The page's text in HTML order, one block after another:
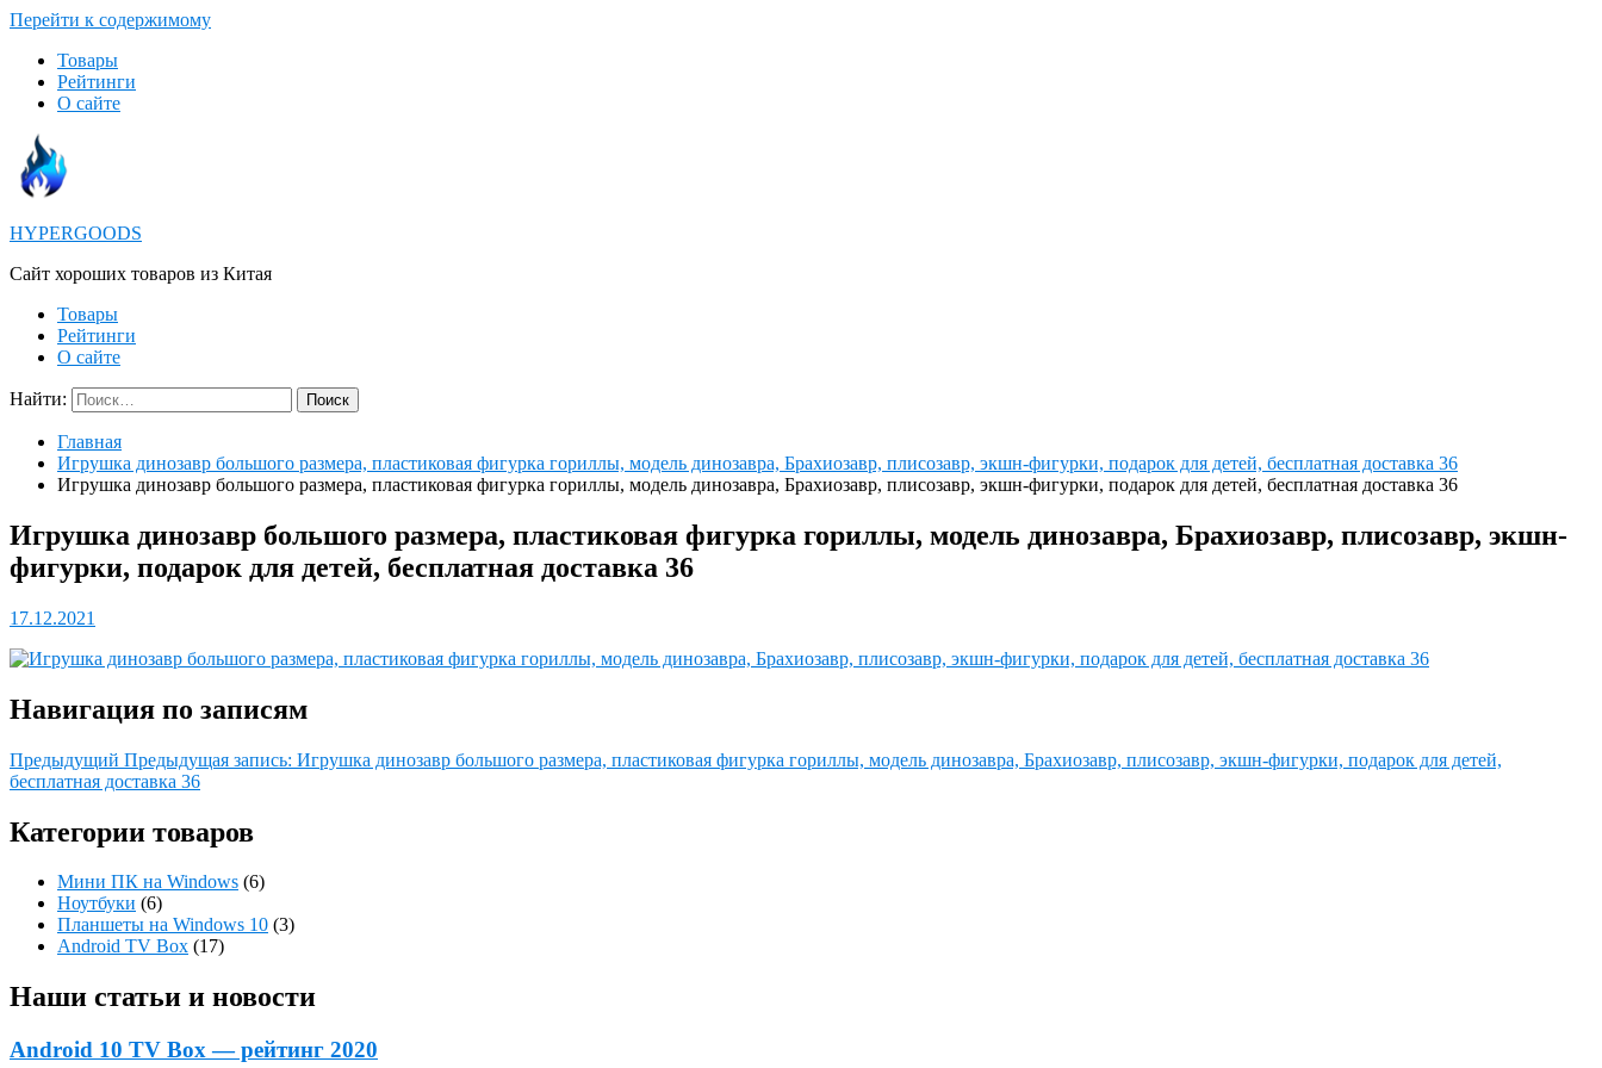
Перейти к содержимому
Товары
Рейтинги
О сайте
HYPERGOODS
Cайт хороших товаров из Китая
Товары
Рейтинги
О сайте
Найти:
Главная
Игрушка динозавр большого размера, пластиковая фигурка гориллы, модель динозавра, Брахиозавр, плисозавр, экшн-фигурки, подарок для детей, бесплатная доставка 36
Игрушка динозавр большого размера, пластиковая фигурка гориллы, модель динозавра, Брахиозавр, плисозавр, экшн-фигурки, подарок для детей, бесплатная доставка 36
Игрушка динозавр большого размера, пластиковая фигурка гориллы, модель динозавра, Брахиозавр, плисозавр, экшн-
фигурки, подарок для детей, бесплатная доставка 36
17.12.2021
Навигация по записям
Предыдущий Предыдущая запись: Игрушка динозавр большого размера, пластиковая фигурка гориллы, модель динозавра, Брахиозавр, плисозавр, экшн-фигурки, подарок для детей,
бесплатная доставка 36
Категории товаров
Мини ПК на Windows (6)
Ноутбуки (6)
Планшеты на Windows 10 (3)
Android TV Box (17)
Наши статьи и новости
Android 10 TV Box — рейтинг 2020